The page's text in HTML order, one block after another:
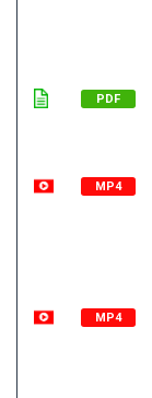
PDF
MP4
MP4